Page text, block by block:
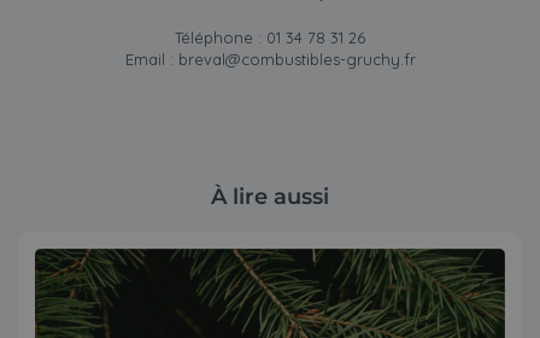
Téléphone : 01 34 78 31 26
Email : breval@combustibles-gruchy.fr
À lire aussi